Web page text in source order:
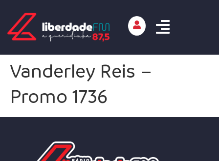
Vanderley Reis –
Promo 1736